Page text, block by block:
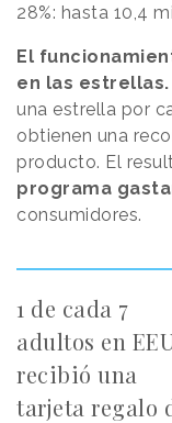
28%: hasta 10,4
El
en las estrellas.
una estrella por
obtienen una
producto. El
programa
consumidores.
1 de cada 7
adultos en
recibió una
tarjeta regalo